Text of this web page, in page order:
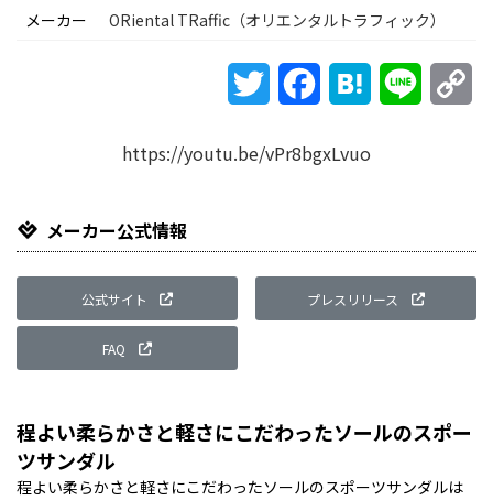
メーカー
ORiental TRaffic（オリエンタルトラフィック）
Twitter FacebookHatena Line
https://youtu.be/vPr8bgxLvuo
メーカー公式情報
公式サイト プレスリリース
FAQ
程よい柔らかさと軽さにこだわったソールのスポー
ツサンダル
程よい柔らかさと軽さにこだわったソールのスポーツサンダルは